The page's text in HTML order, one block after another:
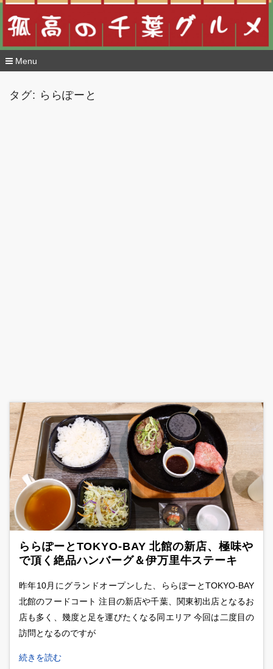
Menu
タグ: ららぽーと
ららぽーとTOKYO-BAY 北館の新店、極味や
で頂く絶品ハンバーグ＆伊万里牛ステーキ
昨年10月にグランドオープンした、ららぽーとTOKYO-BAY
北館のフードコート 注目の新店や千葉、関東初出店となるお
店も多く、幾度と足を運びたくなる同エリア 今回は二度目の
訪問となるのですが
続きを読む